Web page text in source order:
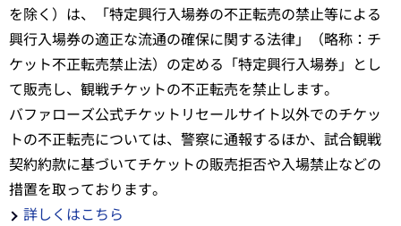
を除く）は、「特定興行入場券の不正転売の禁止等による
興行入場券の適正な流通の確保に関する法律」（略称：チ
ケット不正転売禁止法）の定める「特定興行入場券」とし
て販売し、観戦チケットの不正転売を禁止します。
バファローズ公式チケットリセールサイト以外でのチケッ
トの不正転売については、警察に通報するほか、試合観戦
契約約款に基づいてチケットの販売拒否や入場禁止などの
措置を取っております。
詳しくはこちら